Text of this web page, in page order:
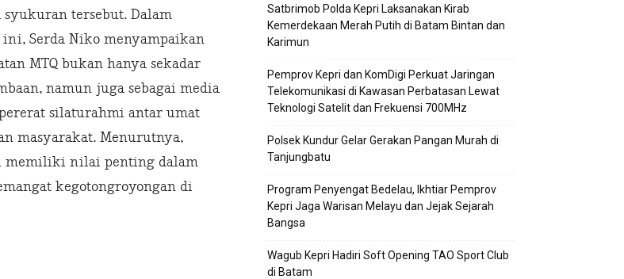
syukuran tersebut. Dalam
ini, Serda Niko menyampaikan
MTQ bukan hanya sekadar
namun juga sebagai media
silaturahmi antar umat
masyarakat. Menurutnya,
memiliki nilai penting dalam
kegotongroyongan di
Satbrimob Polda Kepri Laksanakan Kirab
Kemerdekaan Merah Putih di Batam Bintan dan
Karimun
Pemprov Kepri dan KomDigi Perkuat Jaringan
Telekomunikasi di Kawasan Perbatasan Lewat
Teknologi Satelit dan Frekuensi 700MHz
Polsek Kundur Gelar Gerakan Pangan Murah di
Tanjungbatu
Program Penyengat Bedelau, Ikhtiar Pemprov
Kepri Jaga Warisan Melayu dan Jejak Sejarah
Bangsa
Wagub Kepri Hadiri Soft Opening TAO Sport Club
di Batam